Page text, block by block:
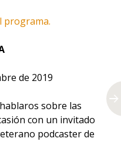
programa.
de 2019
sobre las
con un invitado
podcaster de